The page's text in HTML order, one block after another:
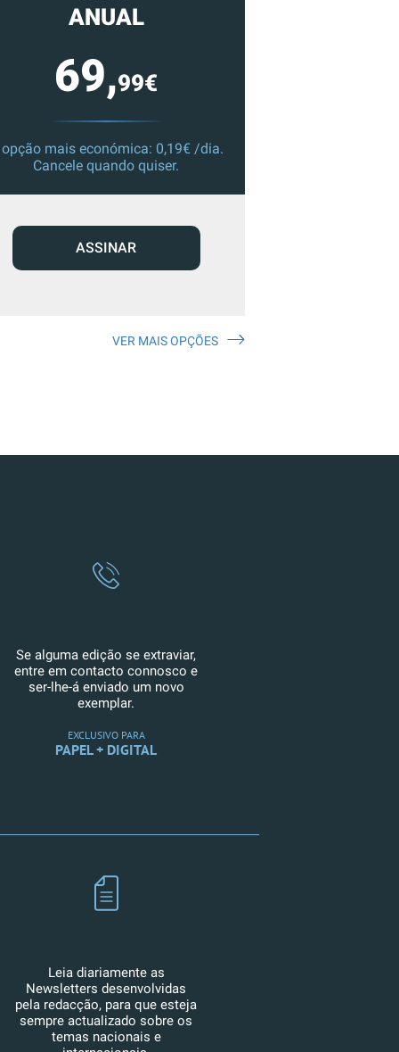
ANUAL
69,99€
mais económica: 0,19€ /dia.
Cancele quando quiser.
ASSINAR
VER MAIS OPÇÕES
Se alguma edição se extraviar,
entre em contacto connosco e
ser-lhe-á enviado um novo
exemplar.
EXCLUSIVO PARA
PAPEL + DIGITAL
Leia diariamente as
Newsletters desenvolvidas
pela redacção, para que esteja
sempre actualizado sobre os
temas nacionais e